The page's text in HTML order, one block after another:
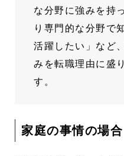
な分野に強みを持
り専門的な分野で
活躍したい」など
みを転職理由に盛
す。
家庭の事情の場合